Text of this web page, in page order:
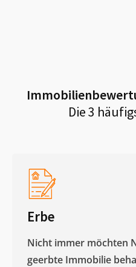
Die 3
Erbe
Nicht immer möchten
geerbte Immobilie